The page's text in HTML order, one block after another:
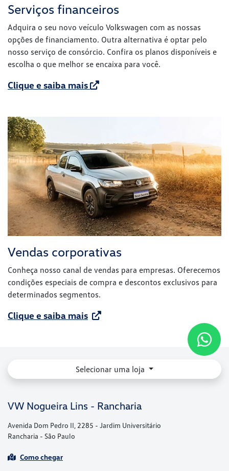
Serviços financeiros
Adquira o seu novo veículo Volkswagen com as nossas
opções de financiamento. Outra alternativa é optar pelo
nosso serviço de consórcio. Confira os planos disponíveis e
escolha o que melhor se encaixa para você.
Clique e saiba mais
Vendas corporativas
Conheça nosso canal de vendas para empresas. Oferecemos
condições especiais de compra e descontos exclusivos para
determinados segmentos.
Clique e saiba mais
Selecionar uma loja
VW Nogueira Lins - Rancharia
Avenida Dom Pedro II, 2285 - Jardim Universitário
Rancharia - São Paulo
Como chegar